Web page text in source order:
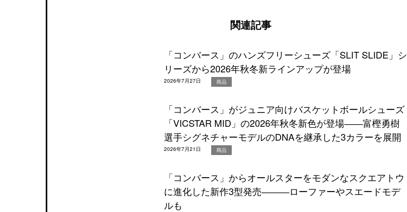
関連記事
「コンバース」のハンズフリーシューズ「SLIT SLIDE」シ
リーズから2026年秋冬新ラインアップが登場
2026年7月27日 商品
「コンバース」がジュニア向けバスケットボールシューズ
「VICSTAR MID」の2026年秋冬新色が登場――富樫勇樹
選手シグネチャーモデルのDNAを継承した3カラーを展開
2026年7月21日 商品
「コンバース」からオールスターをモダンなスクエアトウ
に進化した新作3型発売―――ローファーやスエードモデ
ルも